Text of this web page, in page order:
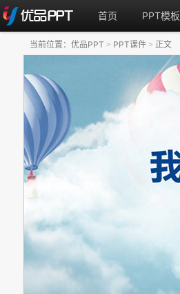
首页 PPT模板
当前位置： 优品PPT > PPT课件 > 正文